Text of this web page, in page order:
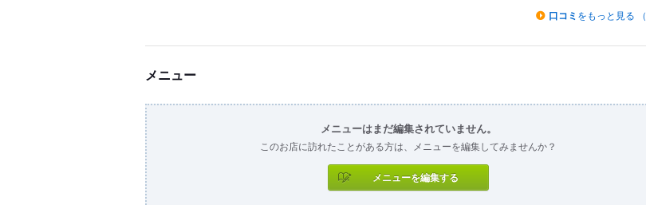
口コミ をもっと見る （
メニュー
メニューはまだ編集されていません。
このお店に訪れたことがある方は、メニューを編集してみませんか？
メニューを編集する